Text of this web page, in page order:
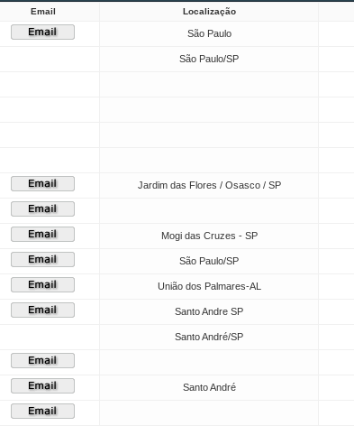
Email Localização
São Paulo
São Paulo/SP
Jardim das Flores / Osasco / SP
Mogi das Cruzes - SP
São Paulo/SP
União dos Palmares-AL
Santo Andre SP
Santo André/SP
Santo André